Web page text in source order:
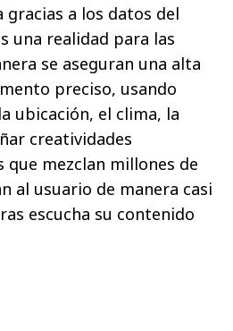
gracias a los datos del
una realidad para las
se aseguran una alta
preciso, usando
ubicación, el clima, la
creatividades
mezclan millones de
al usuario de manera casi
escucha su contenido